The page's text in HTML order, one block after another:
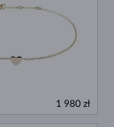
1 980 zł